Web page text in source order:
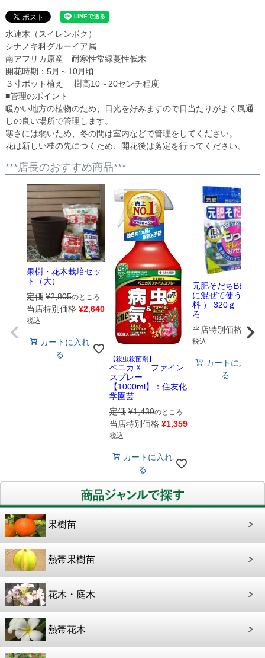
水連木（スイレンボク）
シナノキ科グルーイア属
南アフリカ原産 耐寒性常緑蔓性低木
開花時期：5月～10月頃
３寸ポット植え 樹高10～20センチ程度
■管理のポイント
暖かい地方の植物のため、日光を好みますので日当たりがよく風通
しの良い場所で管理します。
寒さには弱いため、冬の間は室内などで管理をしてください。
花は新しい枝の先につくため、開花後は剪定を行ってください、
***店長のおすすめ商品***
果樹・花木栽培セッ
ト（大）
定価 ¥2,805のところ
当店特別価格 ¥2,640
税込
カートに入れ
る
【殺虫殺菌剤】
ベニカＸ ファイン
スプレー
【1000ml】：住友化
学園芸
定価 ¥1,430のところ
当店特別価格 ¥1,359
税込
カートに入れ
る
元肥そだちBB （
に混ぜて使う基本
料 ） 320ｇ 花ご
ろ
当店特別価格
¥583
税込
カートに入れ
る
果樹苗
熱帯果樹苗
花木・庭木
熱帯花木